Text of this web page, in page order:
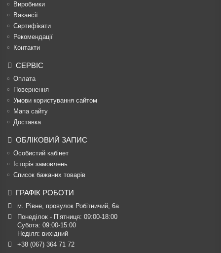
Виробники
Вакансії
Сертифікати
Рекомендації
Контакти
СЕРВІС
Оплата
Повернення
Умови користування сайтом
Мапа сайту
Доставка
ОБЛІКОВИЙ ЗАПИС
Особистий кабінет
Історія замовлень
Список бажаних товарів
ГРАФІК РОБОТИ
м. Рівне, провулок Робітничий, 6а
Понеділок - П’ятниця: 09:00-18:00
Субота: 09:00-15:00
Неділя: вихідний
+38 (067) 364 71 72